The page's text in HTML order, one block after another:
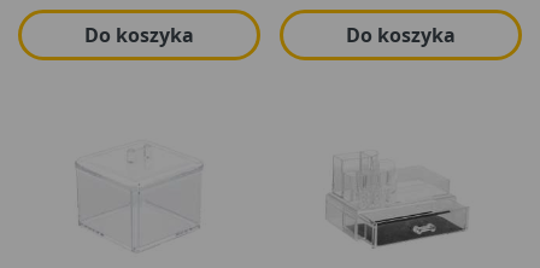
Do koszyka Do koszyka